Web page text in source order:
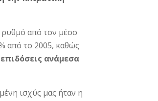
από τον μέσο
από το 2005, καθώς
ανάμεσα
ισχύς μας ήταν η